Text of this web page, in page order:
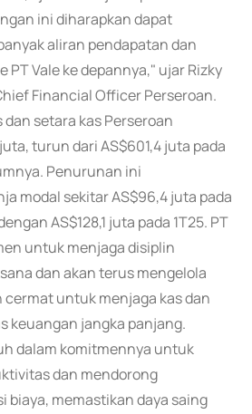
ini diharapkan dapat
aliran pendapatan dan
PT Vale ke depannya," ujar Rizky
Financial Officer Perseroan.
dan setara kas Perseroan
turun dari AS$601,4 juta pada
Penurunan ini
modal sekitar AS$96,4 juta pada
AS$128,1 juta pada 1T25. PT
untuk menjaga disiplin
dan akan terus mengelola
untuk menjaga kas dan
keuangan jangka panjang.
dalam komitmennya untuk
dan mendorong
biaya, memastikan daya saing